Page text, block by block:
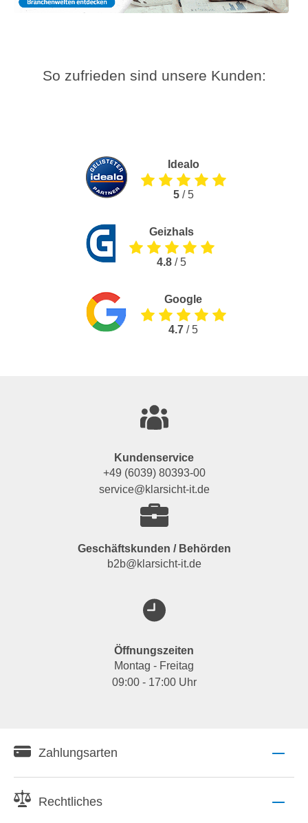
So zufrieden sind unsere Kunden:
Idealo
5/ 5
Geizhals
4.8 / 5
Google
4.7 / 5
Kundenservice
+49 (6039) 80393-00
service@klarsicht-it.de
Geschäftskunden / Behörden
b2b@klarsicht-it.de
Öffnungszeiten
Montag - Freitag
09:00 - 17:00 Uhr
Zahlungsarten
Rechtliches